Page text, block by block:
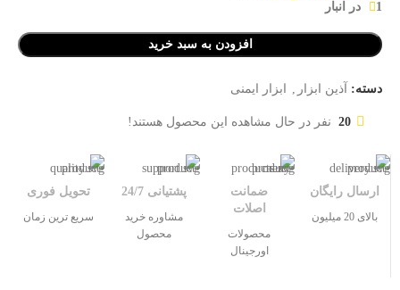
1 در انبار
افزودن به سبد خرید
دسته: آذین ابزار ابزار ایمنی
20 نفر در حال مشاهده این محصول هستند!
ارسال رایگان
بالای 20 میلیون
ضمانت
اصلات
محصولات
اورجینال
پشتیانی 24/7
مشاوره خرید
محصول
تحویل فوری
سریع ترین زمان